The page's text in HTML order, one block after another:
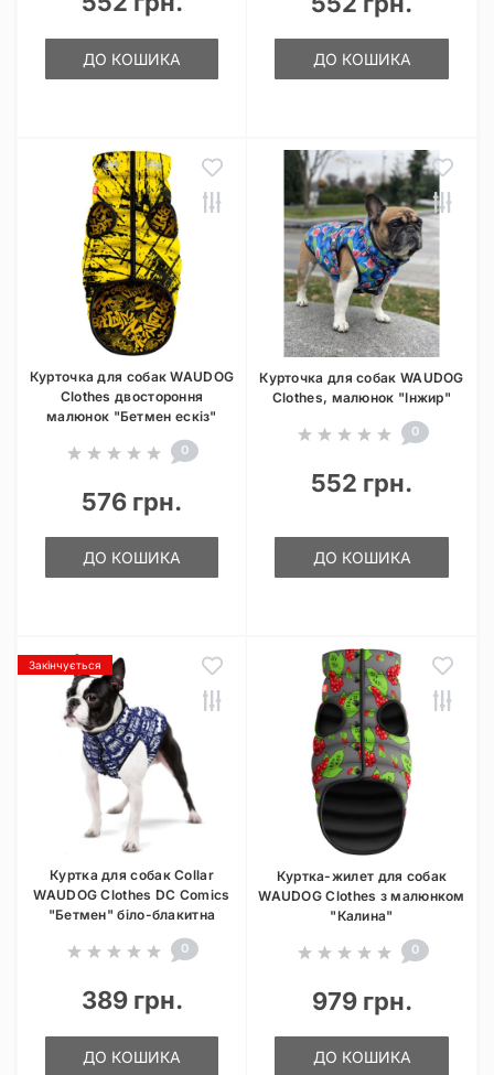
ДО КОШИКА ДО КОШИКА
Курточка для собак WAUDOG
Clothes двостороння
малюнок "Бетмен ескіз"
0
576 грн.
ДО КОШИКА
Курточка для собак WAUDOG
Clothes, малюнок "Інжир"
0
552 грн.
ДО КОШИКА
Закінчується
Куртка для собак Collar
WAUDOG Clothes DC Comics
"Бетмен" біло-блакитна
0
389 грн.
ДО КОШИКА
Куртка-жилет для собак
WAUDOG Clothes з малюнком
"Калина"
0
979 грн.
ДО КОШИКА